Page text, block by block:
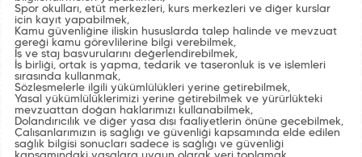
Spor okulları, etüt merkezleri, kurs merkezleri ve diğer kurslar
için kayıt yapabilmek,
Kamu güvenliğine ilişkin hususlarda talep halinde ve mevzuat
gereği kamu görevlilerine bilgi verebilmek,
İş ve staj başvurularını değerlendirebilmek,
İş birliği, ortak iş yapma, tedarik ve taşeronluk iş ve işlemleri
sırasında kullanmak,
Sözleşmelerle ilgili yükümlülükleri yerine getirebilmek,
Yasal yükümlülüklerimizi yerine getirebilmek ve yürürlükteki
mevzuattan doğan haklarımızı kullanabilmek,
Dolandırıcılık ve diğer yasa dışı faaliyetlerin önüne geçebilmek,
Çalışanlarımızın iş sağlığı ve güvenliği kapsamında elde edilen
sağlık bilgisi sonuçları sadece iş sağlığı ve güvenliği